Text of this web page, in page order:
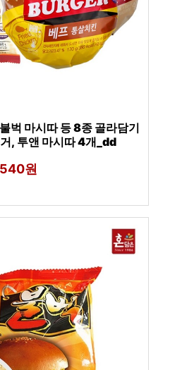
벅 마시따 등 8종 골라담기
, 투앤 마시따 4개_dd
원